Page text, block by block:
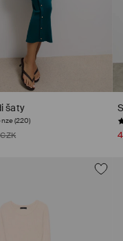
šaty
(220)